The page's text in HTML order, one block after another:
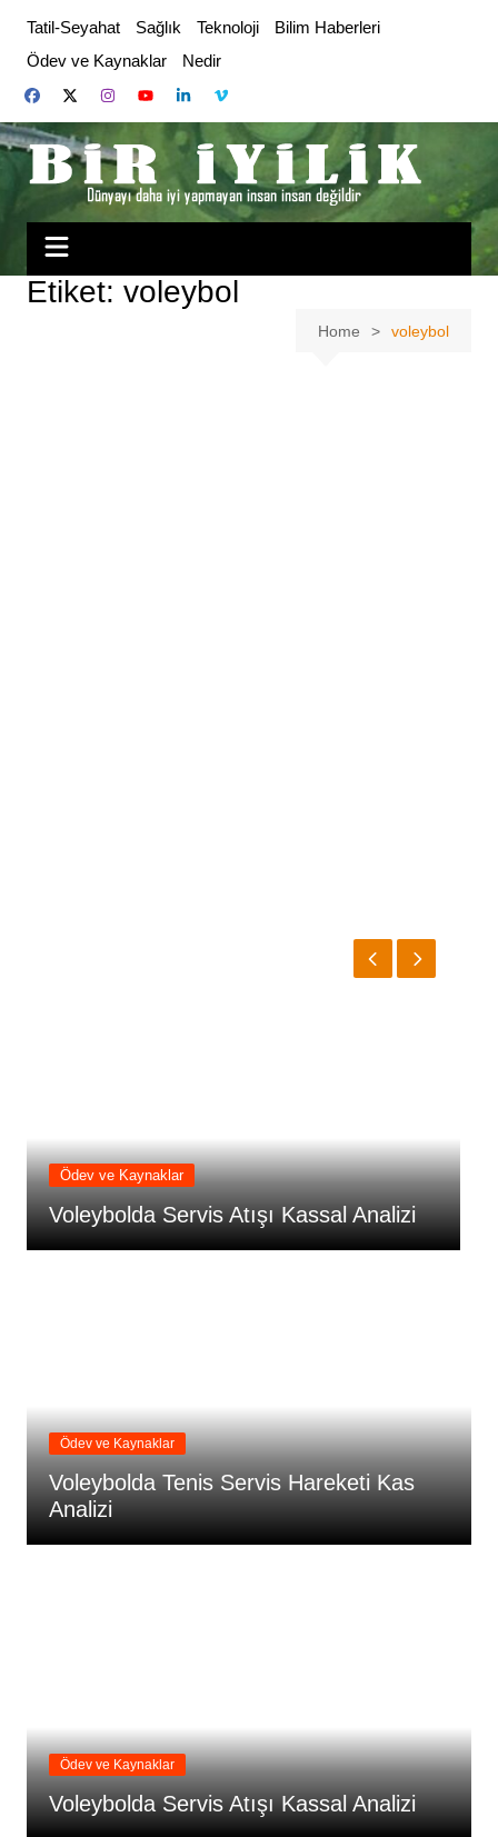
content
Tatil-Seyahat Sağlık Teknoloji
Bilim Haberleri
Ödev ve Kaynaklar
Nedir
Etiket: voleybol
Home voleybol
Analizi
Ödev ve Kaynaklar
Voleybol Oyun Sistemleri
Ödev ve Kaynaklar
Voleybolda Tenis Servis Hareketi Kas
Analizi
Ödev ve Kaynaklar
Voleybolda Servis Atışı Kassal Analizi